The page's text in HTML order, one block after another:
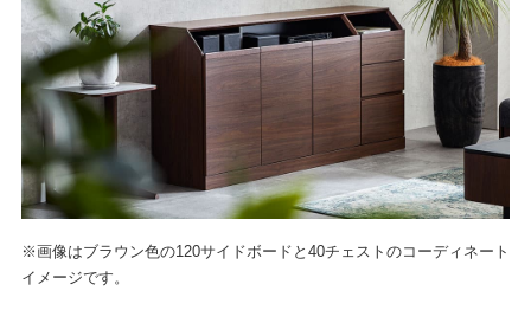
※画像はブラウン色の120サイドボードと40チェストのコーディネート
イメージです。